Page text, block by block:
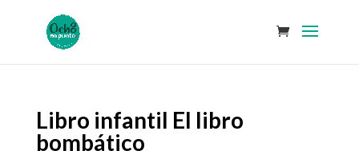
Libro infantil El libro
bombático